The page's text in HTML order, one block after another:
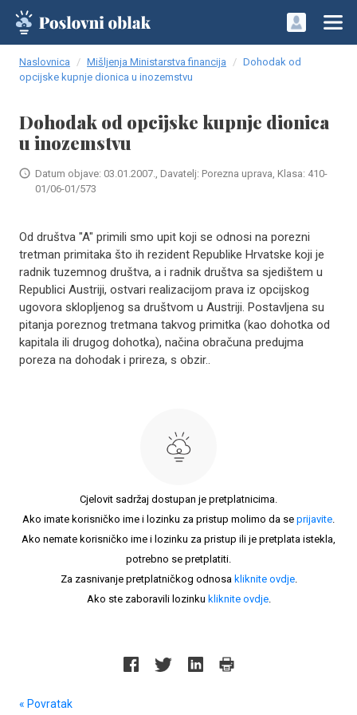
Naslovnica Mišljenja Ministarstva financija
Dohodak od
opcijske kupnje dionica u inozemstvu
Dohodak od opcijske kupnje dionica
u inozemstvu
Datum objave: 03.01.2007., Davatelj: Porezna uprava, Klasa: 410-
01/06-01/573
Od društva "A" primili smo upit koji se odnosi na porezni
tretman primitaka što ih rezident Republike Hrvatske koji je
radnik tuzemnog društva, a i radnik društva sa sjedištem u
Republici Austriji, ostvari realizacijom prava iz opcijskog
ugovora sklopljenog sa društvom u Austriji. Postavljena su
pitanja poreznog tretmana takvog primitka (kao dohotka od
kapitala ili drugog dohotka), načina obračuna predujma
poreza na dohodak i prireza, s obzir..
Cjelovit sadržaj dostupan je pretplatnicima.
Ako imate korisničko ime i lozinku za pristup molimo da se prijavite.
Ako nemate korisničko ime i lozinku za pristup ili je pretplata istekla,
potrebno se pretplatiti.
Za zasnivanje pretplatničkog odnosa kliknite ovdje.
Ako ste zaboravili lozinku kliknite ovdje.
« Povratak